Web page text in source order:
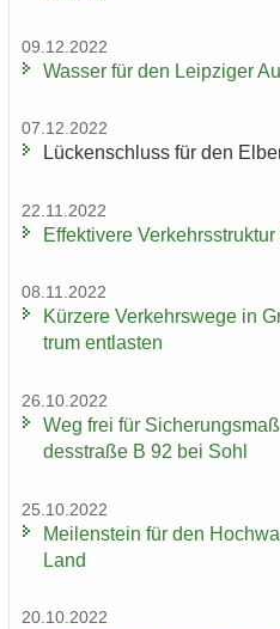
09.12.2022
Was­ser für den Leip­zi­ger
07.12.2022
Lü­cken­schluss für den
22.11.2022
Ef­fek­ti­ve­re
08.11.2022
Kür­ze­re Ver­kehrs­we­ge in
trum ent­las­ten
26.10.2022
Weg frei für
des­stra­ße B 92 bei Sohl
25.10.2022
Mei­len­stein für den
Land
20.10.2022